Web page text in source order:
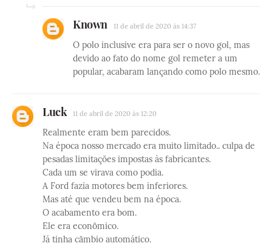
Known 11 de abril de 2020 às 14:37
O polo inclusive era para ser o novo gol, mas
devido ao fato do nome gol remeter a um
popular, acabaram lançando como polo mesmo.
Luck 11 de abril de 2020 às 12:20
Realmente eram bem parecidos.
Na época nosso mercado era muito limitado.. culpa de
pesadas limitações impostas às fabricantes.
Cada um se virava como podia.
A Ford fazia motores bem inferiores.
Mas até que vendeu bem na época.
O acabamento era bom.
Ele era econômico.
Já tinha câmbio automático.